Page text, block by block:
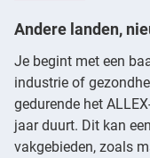
Andere landen,
Je begint met een
industrie of
gedurende het
jaar duurt. Dit kan
vakgebieden, zoals